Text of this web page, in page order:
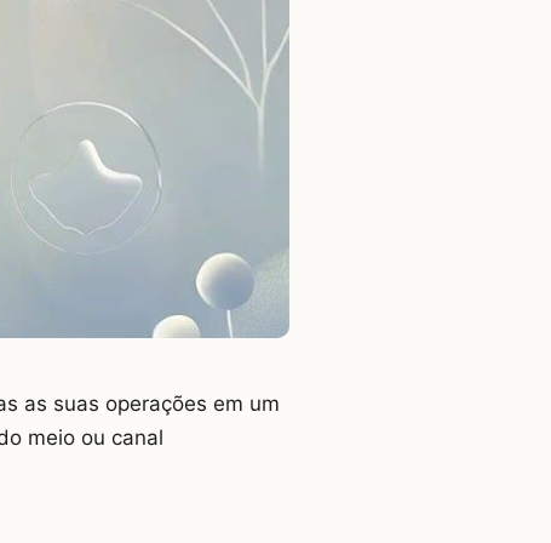
as suas operações em um
meio ou canal